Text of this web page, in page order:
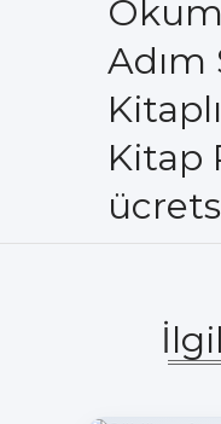
Adım
Kitap